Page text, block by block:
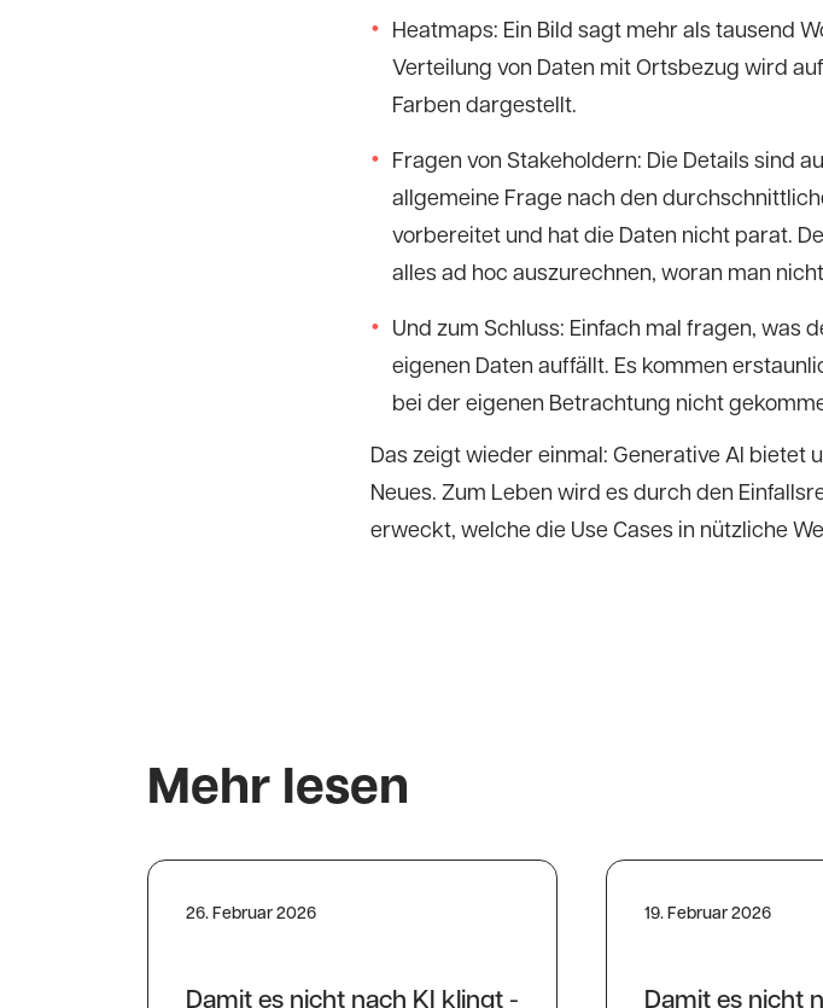
Heatmaps: Ein Bild sagt mehr als tausend
Verteilung von Daten mit Ortsbezug wird
Farben dargestellt.
Fragen von Stakeholdern: Die Details sind
allgemeine Frage nach den
vorbereitet und hat die Daten nicht parat.
alles ad hoc auszurechnen, woran man
Und zum Schluss: Einfach mal fragen, was
eigenen Daten auffällt. Es kommen
bei der eigenen Betrachtung nicht
Das zeigt wieder einmal: Generative AI bietet
Neues. Zum Leben wird es durch den
erweckt, welche die Use Cases in nützliche
Mehr lesen
26. Februar 2026
Damit es nicht nach KI klingt -
19. Februar 2026
Damit es nicht